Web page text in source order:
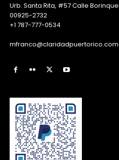
Urb. Santa Rita, #57 Calle
00925-2732
+1 787-777-0534
mfranco@claridadpuertorico.com